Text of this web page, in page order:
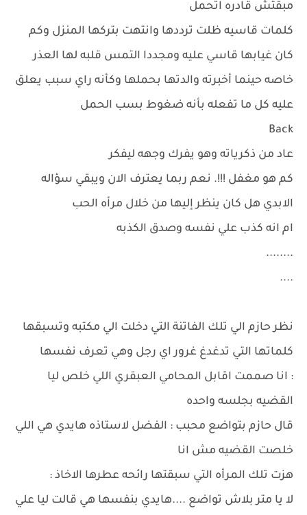
مبقتش قادره اتحمل
كلمات قاسيه ظلت ترددها وانتهت بتركها المنزل وكم
كان غيابها قاسي عليه ومجددا التمس قلبه لها العذر
خاصه حينما أخبرته والدتها بحملها وكأنه راي سبب يعلق
عليه كل ما تفعله بأنه ضغوط بسب الحمل
Back
عاد من ذكرياته وهو يفرك وجهه ليفكر
كم هو مغفل !!!. نعم ربما يعترف الان ويبقي سؤاله
الابدي هل كان ينظر إليها من خلال مرأه الحب
ام انه كذب علي نفسه وصدق الكذبه
........
....
نظر حازم الي تلك الفاتنة التي دخلت الي مكتبه وتسبقها
كلماتها التي تدغدغ غرور اي رجل وهي تعرف نفسها
: انا صممت اقابل المحامي العبقري اللي خلص ليا
القضيه بجلسه واحده
قال حازم بتواضع محبب : الفضل لاستاذه هايدي هي اللي
خلصت القضيه مش انا
هزت تلك المرأه التي سبقتها رائحه عطرها الاخاذ :
لا يا متر بلاش تواضع ....هايدي بنفسها هي قالت ليا علي